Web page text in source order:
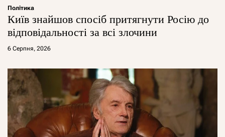
Політика
Київ знайшов спосіб притягнути Росію до
відповідальності за всі злочини
6 Серпня, 2026